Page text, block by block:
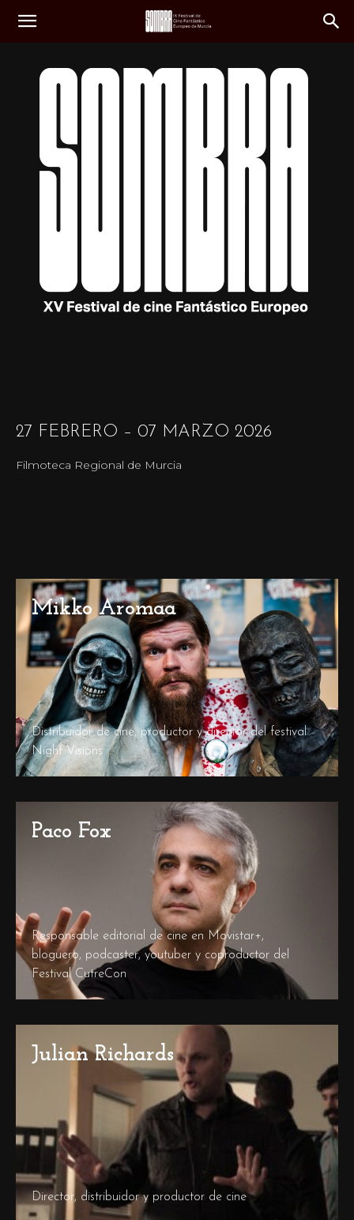
27 FEBRERO – 07 MARZO 2026
Filmoteca Regional de Murcia
Mikko Aromaa
Distribuidor de cine, productor y director del festival
Night Visions
Paco Fox
Responsable editorial de cine en Movistar+,
bloguero, podcaster, youtuber y coproductor del
Festival CutreCon
Julian Richards
Director, distribuidor y productor de cine